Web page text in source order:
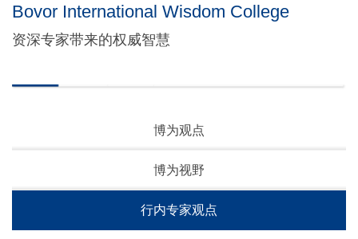
Bovor International Wisdom College
资深专家带来的权威智慧
博为观点
博为视野
行内专家观点